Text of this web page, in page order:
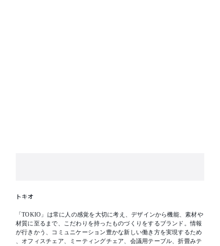
トキオ
「TOKIO」は常に人の感覚を大切に考え、デザインから機能、素材や
材質に至るまで、こだわりを持ったものづくりをするブランド。情報
が行きかう、コミュニケーション豊かな新しい働き方を実現するため
、オフィスチェア、ミーティングチェア、会議用テーブル、折畳みテ